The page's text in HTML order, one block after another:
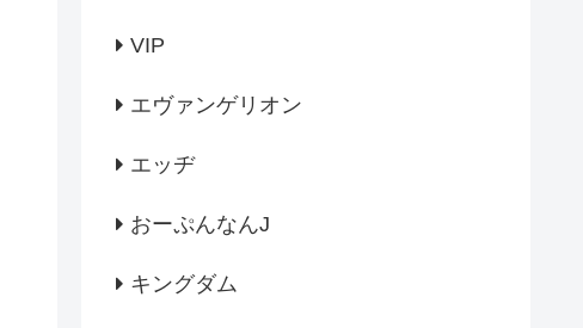
VIP
エヴァンゲリオン
エッヂ
おーぷんなんJ
キングダム